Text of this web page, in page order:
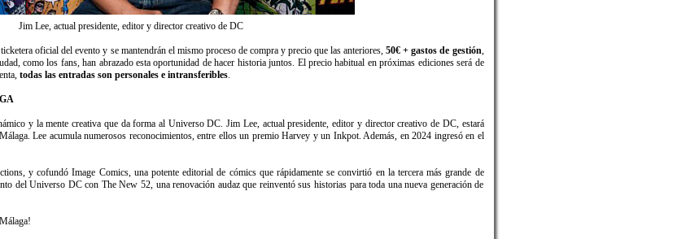
Jim Lee, actual presidente, editor y director creativo de DC
oficial del evento y se mantendrán el mismo proceso de compra y precio que las anteriores,50€ + gastos de gestión,
como los fans, han abrazado esta oportunidad de hacer historia juntos. El precio habitual en próximas ediciones será de
todas las entradas son personales e intransferibles.
y la mente creativa que da forma al Universo DC. Jim Lee, actual presidente, editor y director creativo de DC, estará
Lee acumula numerosos reconocimientos, entre ellos un premio Harvey y un Inkpot. Además, en 2024 ingresó en el
y cofundó Image Comics, una potente editorial de cómics que rápidamente se convirtió en la tercera más grande de
del Universo DC con The New 52, una renovación audaz que reinventó sus historias para toda una nueva generación de